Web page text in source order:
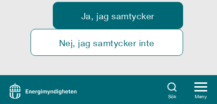
Ja, jag samtycker
Nej, jag samtycker inte
Sök Meny